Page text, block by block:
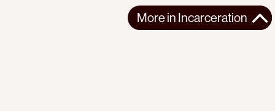
More in Incarceration